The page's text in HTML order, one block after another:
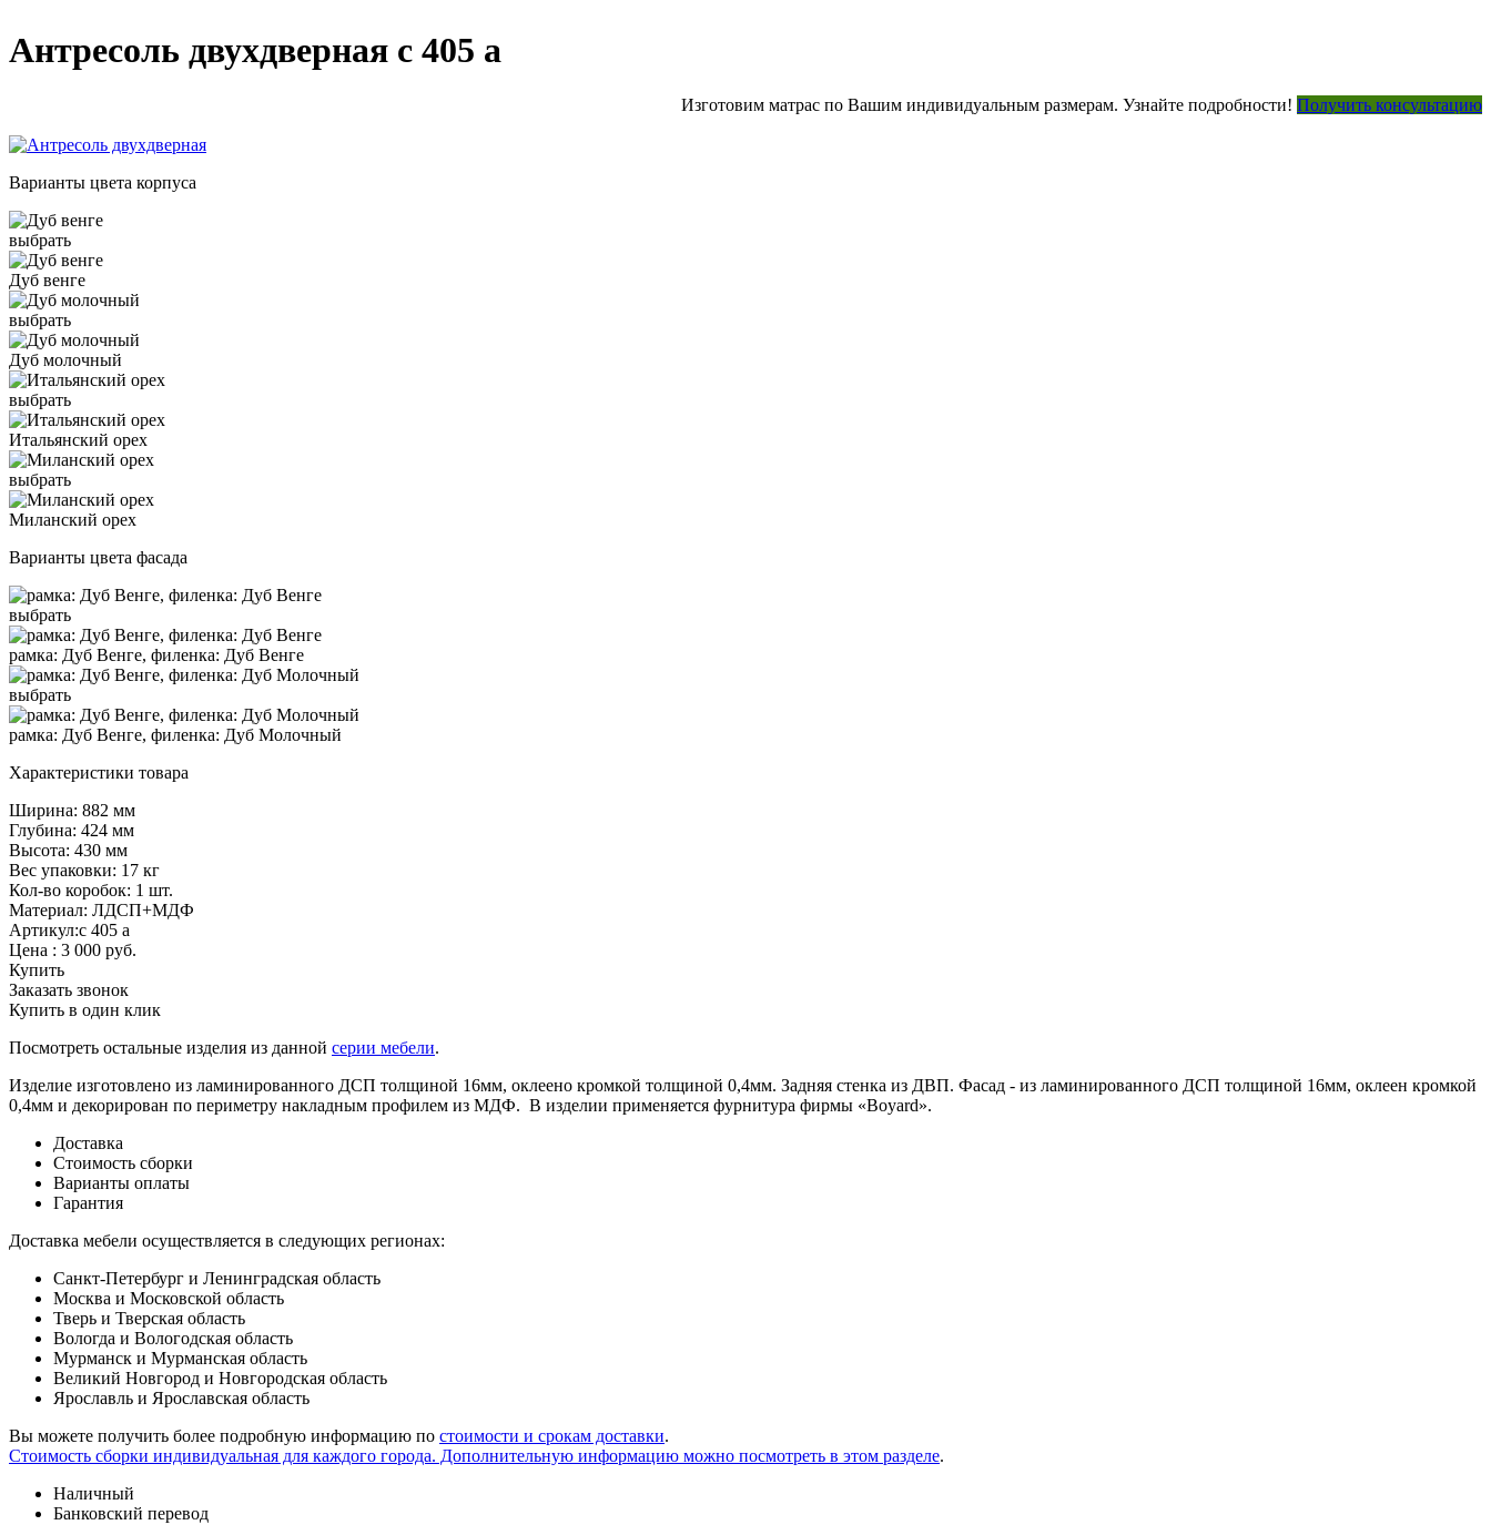
Антресоль двухдверная с 405 а
Изготовим матрас по Вашим индивидуальным размерам. Узнайте подробности! Получить консультацию
Варианты цвета корпуса
выбрать
Дуб венге
выбрать
Дуб молочный
выбрать
Итальянский орех
выбрать
Миланский орех
Варианты цвета фасада
выбрать
рамка: Дуб Венге, филенка: Дуб Венге
выбрать
рамка: Дуб Венге, филенка: Дуб Молочный
Характеристики товара
Ширина: 882 мм
Глубина: 424 мм
Высота: 430 мм
Вес упаковки: 17 кг
Кол-во коробок: 1 шт.
Материал: ЛДСП+МДФ
Артикул:с 405 а
Цена : 3 000 руб.
Купить
Заказать звонок
Купить в один клик
Посмотреть остальные изделия из данной серии мебели.
Изделие изготовлено из ламинированного ДСП толщиной 16мм, оклеено кромкой толщиной 0,4мм. Задняя стенка из ДВП. Фасад - из ламинированного ДСП толщиной 16мм, оклеен кромкой
0,4мм и декорирован по периметру накладным профилем из МДФ. В изделии применяется фурнитура фирмы «Boyard».
Доставка
Стоимость сборки
Варианты оплаты
Гарантия
Доставка мебели осуществляется в следующих регионах:
Санкт-Петербург и Ленинградская область
Москва и Московской область
Тверь и Тверская область
Вологда и Вологодская область
Мурманск и Мурманская область
Великий Новгород и Новгородская область
Ярославль и Ярославская область
Вы можете получить более подробную информацию по стоимости и срокам доставки.
Стоимость сборки индивидуальная для каждого города. Дополнительную информацию можно посмотреть в этом разделе.
Наличный
Банковский перевод